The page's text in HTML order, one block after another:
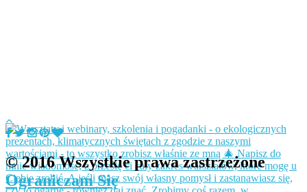
© 2016 Wszystkie prawa zastrzeżone
Ograniczam Się